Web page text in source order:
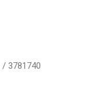
/ 3781740